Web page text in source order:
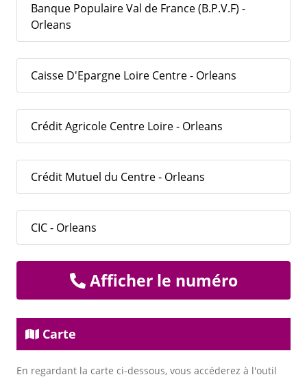
Banque Populaire Val de France (B.P.V.F) -
Orleans
Caisse D'Epargne Loire Centre - Orleans
Crédit Agricole Centre Loire - Orleans
Crédit Mutuel du Centre - Orleans
CIC - Orleans
Afficher le numéro
Carte
En regardant la carte ci-dessous, vous accéderez à l'outil